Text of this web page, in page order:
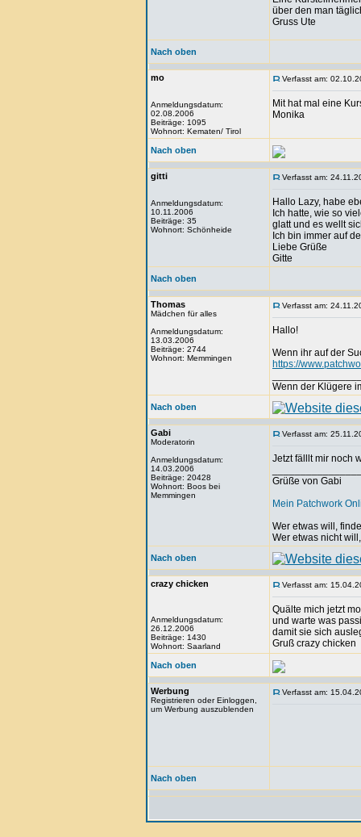
über den man
Gruss Ute
Nach oben
mo
Anmeldungsdatum:
02.08.2006
Beiträge: 1095
Wohnort: Kematen/ Tirol
Verfasst am:
Mit hat mal eine
Monika
Nach oben
gitti
Anmeldungsdatum:
10.11.2006
Beiträge: 35
Wohnort: Schönheide
Verfasst am:
Hallo Lazy, habe
Ich hatte, wie so
glatt und es wellt
Ich bin immer auf
Liebe Grüße
Gitte
Nach oben
Thomas
Mädchen für alles
Anmeldungsdatum:
13.03.2006
Beiträge: 2744
Wohnort: Memmingen
Verfasst am:
Hallo!
Wenn ihr auf der
https://
Wenn der Klügere
Nach oben
Gabi
Moderatorin
Anmeldungsdatum:
14.03.2006
Beiträge: 20428
Wohnort: Boos bei
Memmingen
Verfasst am:
Jetzt fälllt mir noch
Grüße von Gabi
Mein Patchwork
Wer etwas will,
Wer etwas nicht
Nach oben
crazy chicken
Anmeldungsdatum:
26.12.2006
Beiträge: 1430
Wohnort: Saarland
Verfasst am:
Quälte mich jetzt
und warte was
damit sie sich
Gruß crazy chicken
Nach oben
Werbung
Registrieren oder Einloggen,
um Werbung auszublenden
Verfasst am:
Nach oben